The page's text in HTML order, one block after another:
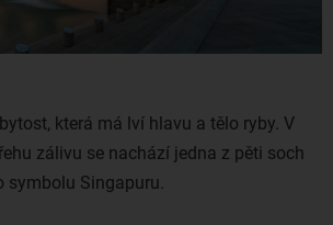
která má lví hlavu a tělo ryby. V
zálivu se nachází jedna z pěti soch
Singapuru.